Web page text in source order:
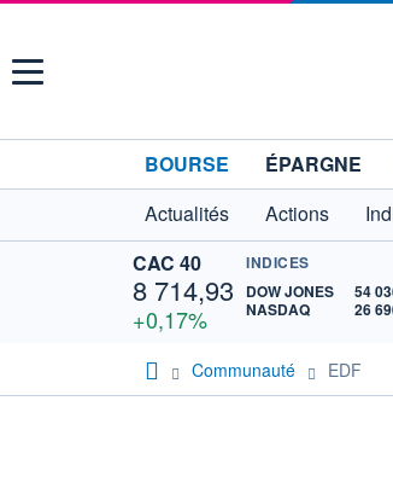
Menu
BOURSE ÉPARGNE
Actualités
Actions
CAC 40
8 714,93
+0,17%
INDICES
DOW JONES
NASDAQ
Communauté EDF